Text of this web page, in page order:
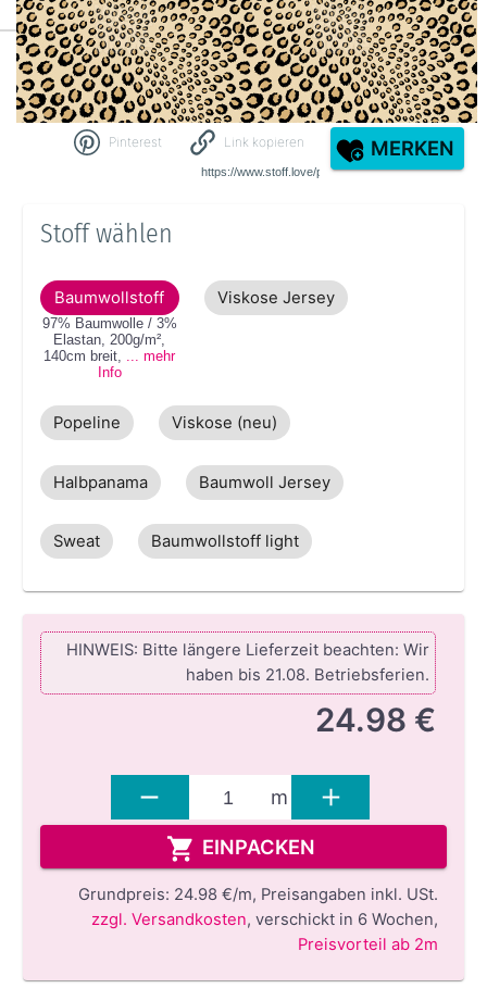
Pinterest Link kopieren MERKEN
Stoff wählen
Baumwollstoff
97% Baumwolle / 3%
Elastan 200g/m²
140cm breit
... mehr
Info
Viskose Jersey
Popeline Viskose (neu)
Halbpanama Baumwoll Jersey
Sweat Baumwollstoff light
HINWEIS: Bitte längere Lieferzeit beachten: Wir
haben bis 21.08. Betriebsferien.
24.98 €
m
EINPACKEN
Grundpreis: 24.98 €/m, Preisangaben inkl. USt.
zzgl. Versandkosten,verschickt in 6 Wochen,
Preisvorteil ab 2m